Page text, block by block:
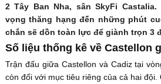
2 Tây Ban Nha, sân SkyFi
vọng thăng hạng đến những phút
chắn sẽ dồn toàn lực để giành trọn 3
Số liệu thống kê về Castellon
Trận đấu giữa Castellon và Cadiz tại
còn đối với mục tiêu riêng của cả hai đội.